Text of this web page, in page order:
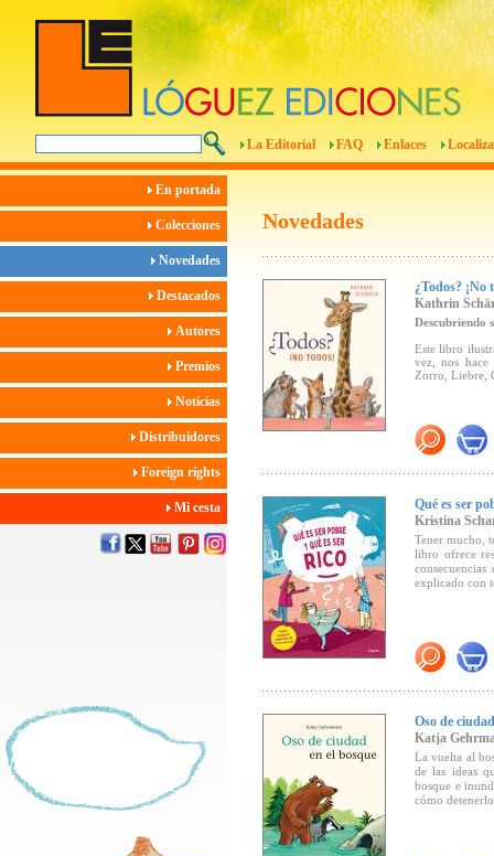
La Editorial FAQ Enlaces
En portada
Colecciones
Novedades
Destacados
Autores
Premios
Noticias
Distribuidores
Foreign rights
Mi cesta
Novedades
¿Todos? ¡No
Kathrin
Descubriendo
Este libro
vez, nos hace
Zorro, Liebre,
Qué es ser
Kristina
Tener mucho,
libro ofrece
explicado con
Oso de
Katja
La vuelta al
de las ideas
bosque e
cómo